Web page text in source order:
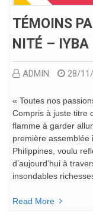
TÉMOINS
NITÉ – IYBA
ADMIN 28/
« Toutes nos
Compris à juste titre
flamme à garder
première assemblée
Philippines, voulu
d’aujourd’hui à
insondables
Read More